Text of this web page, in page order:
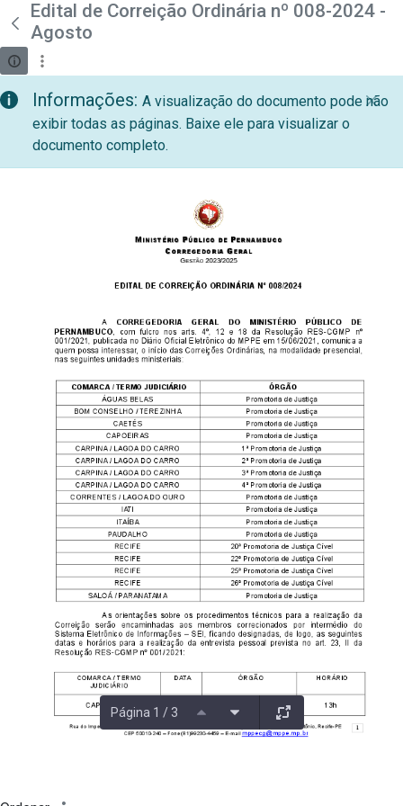
Pular para o Conteúdo principal
teste descricao
Edital de Correição Ordinária nº 008-2024 -
Agosto
Informações: A visualização do documento pode não
exibir todas as páginas. Baixe ele para visualizar o
documento completo.
Página 1 / 3